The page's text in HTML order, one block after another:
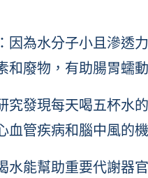
因為水分子小且滲透
和廢物，有助腸胃蠕
究發現每天喝五杯水
血管疾病和腦中風的
水能幫助重要代謝器